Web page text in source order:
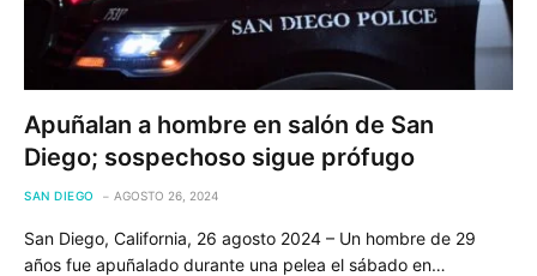
Apuñalan a hombre en salón de San
Diego; sospechoso sigue prófugo
SAN DIEGO AGOSTO 26, 2024
San Diego, California, 26 agosto 2024 – Un hombre de 29
años fue apuñalado durante una pelea el sábado en…